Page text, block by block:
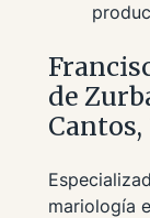
de
mariología